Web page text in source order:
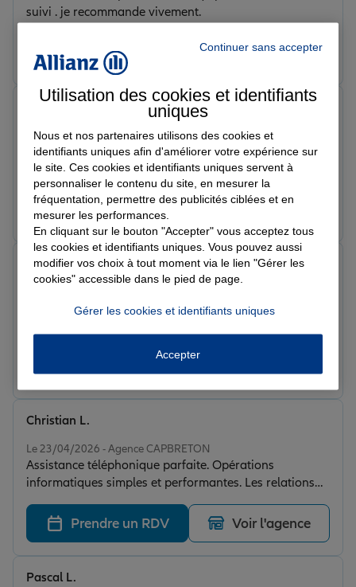
suivi . je recommande vivement.
Prendre un RDV Voir l'agence
Le 30/04/2026 - Agence CAPBRETON
Je recommande très fortement . Emmanuelle est très
gentille et professionnelle.
Prendre un RDV
Note de 5 sur 5
J'ai choisi Allianz pour mes assurances perso et pro,
Sami G.
Le 23/04/2026 - Agence CAPBRETON
Assistance téléphonique parfaite. Opérations
informatiques simples et performantes. Les relations
sont facilités.
Christian L.
Prendre un RDV Voir l'agence
Pascal L.
Continuer sans accepter
Utilisation des cookies et identifiants
uniques
Nous et nos partenaires utilisons des cookies et
identifiants uniques afin d'améliorer votre expérience sur
le site. Ces cookies et identifiants uniques servent à
personnaliser le contenu du site, en mesurer la
fréquentation, permettre des publicités ciblées et en
mesurer les performances.
En cliquant sur le bouton "Accepter" vous acceptez tous
les cookies et identifiants uniques. Vous pouvez aussi
modifier vos choix à tout moment via le lien "Gérer les
cookies" accessible dans le pied de page.
Gérer les cookies et identifiants uniques
Accepter